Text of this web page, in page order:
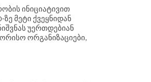
‬ინიციატივით
‬მეტი ‬ქვეყნიდან
უერთდებიან
‬ორგანიზაციები,